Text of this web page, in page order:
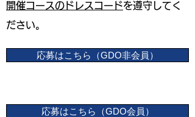
開催コースのドレスコードを遵守してく
ださい。
応募はこちら（GDO非会員）
応募はこちら（GDO会員）